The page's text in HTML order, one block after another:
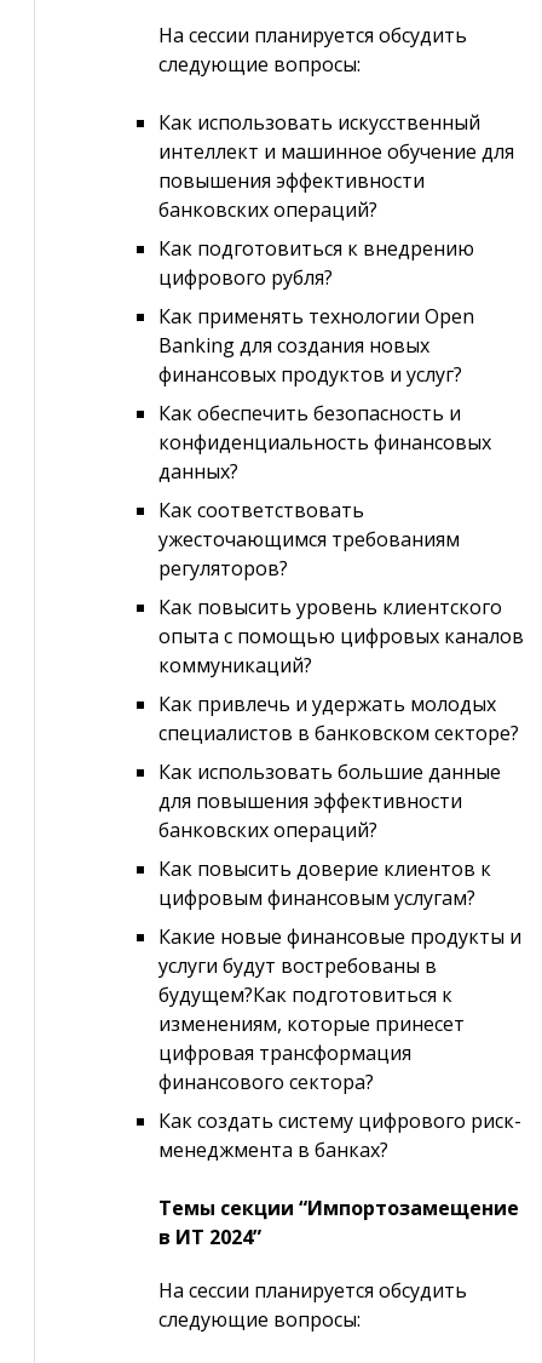
На сессии планируется обсудить
следующие вопросы:
Как использовать искусственный
интеллект и машинное обучение для
повышения эффективности
банковских операций?
Как подготовиться к внедрению
цифрового рубля?
Как применять технологии Open
Banking для создания новых
финансовых продуктов и услуг?
Как обеспечить безопасность и
конфиденциальность финансовых
данных?
Как соответствовать
ужесточающимся требованиям
регуляторов?
Как повысить уровень клиентского
опыта с помощью цифровых каналов
коммуникаций?
Как привлечь и удержать молодых
специалистов в банковском секторе?
Как использовать большие данные
для повышения эффективности
банковских операций?
Как повысить доверие клиентов к
цифровым финансовым услугам?
Какие новые финансовые продукты и
услуги будут востребованы в
будущем?Как подготовиться к
изменениям, которые принесет
цифровая трансформация
финансового сектора?
Как создать систему цифрового риск-
менеджмента в банках?
Темы секции “Импортозамещение
в ИТ 2024”
На сессии планируется обсудить
следующие вопросы: